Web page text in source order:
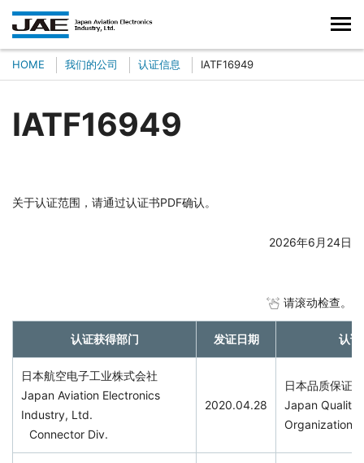
HOME 我们的公司 认证信息 IATF16949
IATF16949
关于认证范围，请通过认证书PDF确认。
2026年6月24日
请滚动检查。
认证获得部门 发证日期 认证
日本航空电子工业株式会社
Japan Aviation Electronics
Industry, Ltd.
Connector Div.
2020.04.28
日本品质保证
Japan Quality
Organization